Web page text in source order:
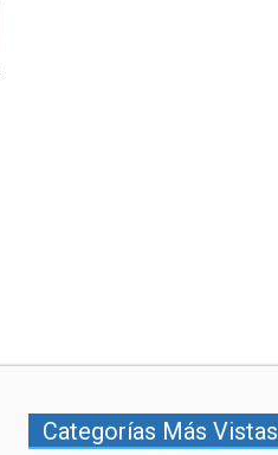
Categorías Más Vistas